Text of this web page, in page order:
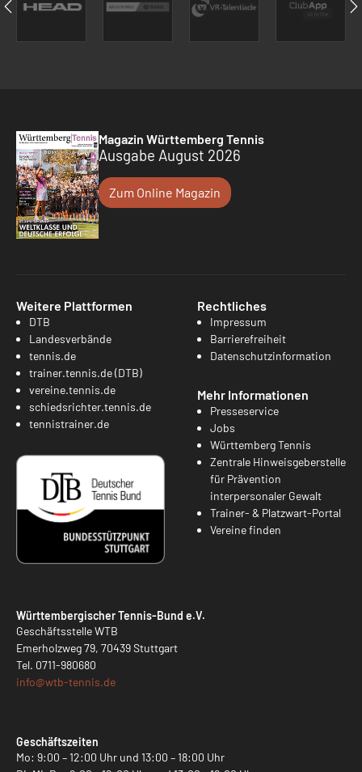
Magazin Württemberg Tennis
Ausgabe August 2026
Zum Online Magazin
Weitere Plattformen
DTB
Landesverbände
tennis.de
trainer.tennis.de (DTB)
vereine.tennis.de
schiedsrichter.tennis.de
tennistrainer.de
Rechtliches
Impressum
Barrierefreiheit
Datenschutzinformation
Mehr Informationen
Presseservice
Jobs
Württemberg Tennis
Zentrale Hinweisgeberstelle
für Prävention
interpersonaler Gewalt
Trainer- & Platzwart-Portal
Vereine finden
Württembergischer Tennis-Bund e.V.
Geschäftsstelle WTB
Emerholzweg 79, 70439 Stuttgart
Tel. 0711-980680
info@wtb-tennis.de
Geschäftszeiten
Mo: 9:00 – 12:00 Uhr und 13:00 – 18:00 Uhr